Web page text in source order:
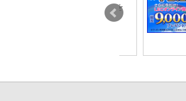
ビュー投稿で特典ポイントを